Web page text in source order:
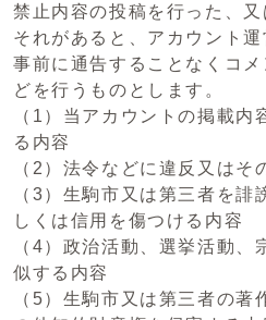
禁止内容の投稿を行った、
それがあると、アカウント運
事前に通告することなくコ
どを行うものとします。
（1）当アカウントの掲載内
る内容
（2）法令などに違反又はそ
（3）生駒市又は第三者を誹
しくは信用を傷つける内容
（4）政治活動、選挙活動、
似する内容
（5）生駒市又は第三者の著